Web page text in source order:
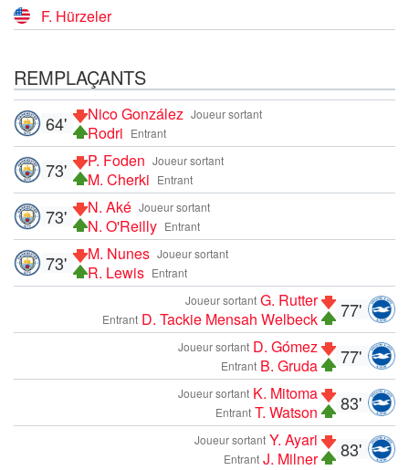
F. Hürzeler
REMPLAÇANTS
Joueur sortant
Nico González
Entrant
Rodri
64'
Joueur sortant
P. Foden
Entrant
M. Cherki
73'
Joueur sortant
N. Aké
Entrant
N. O'Reilly
73'
Joueur sortant
M. Nunes
Entrant
R. Lewis
73'
77'
Joueur sortant G. Rutter
Entrant D. Tackie Mensah Welbeck
77'
Joueur sortant D. Gómez
Entrant B. Gruda
83'
Joueur sortant K. Mitoma
Entrant T. Watson
83'
Joueur sortant Y. Ayari
Entrant J. Milner